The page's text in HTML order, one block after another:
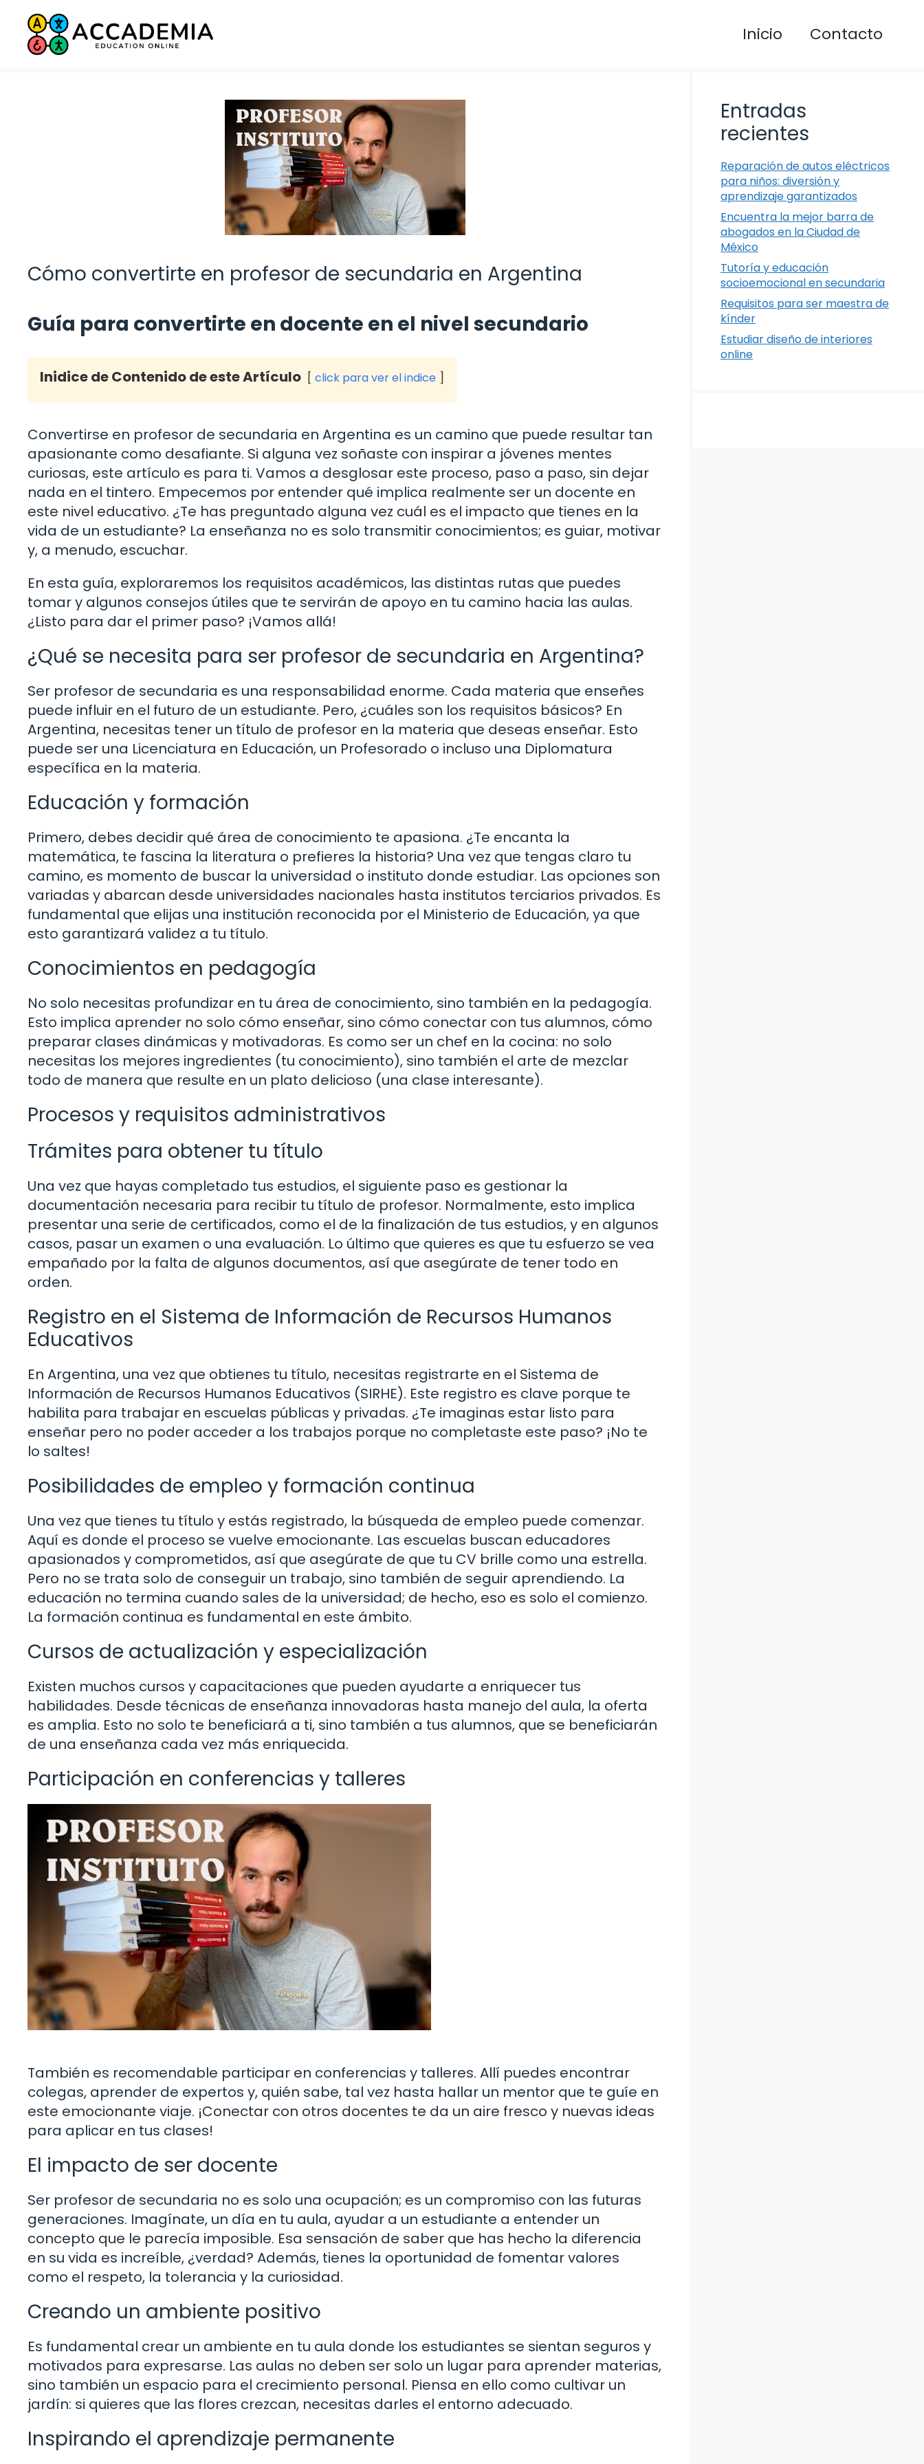
Saltar
contenido
Inicio Contacto
Cómo convertirte en profesor de secundaria en Argentina
Guía para convertirte en docente en el nivel secundario
Inidice de Contenido de este Artículo click para ver el indice
Convertirse en profesor de secundaria en Argentina es un camino que puede resultar tan
apasionante como desafiante. Si alguna vez soñaste con inspirar a jóvenes mentes
curiosas, este artículo es para ti. Vamos a desglosar este proceso, paso a paso, sin dejar
nada en el tintero. Empecemos por entender qué implica realmente ser un docente en
este nivel educativo. ¿Te has preguntado alguna vez cuál es el impacto que tienes en la
vida de un estudiante? La enseñanza no es solo transmitir conocimientos; es guiar, motivar
y, a menudo, escuchar.
En esta guía, exploraremos los requisitos académicos, las distintas rutas que puedes
tomar y algunos consejos útiles que te servirán de apoyo en tu camino hacia las aulas.
¿Listo para dar el primer paso? ¡Vamos allá!
¿Qué se necesita para ser profesor de secundaria en Argentina?
Ser profesor de secundaria es una responsabilidad enorme. Cada materia que enseñes
puede influir en el futuro de un estudiante. Pero, ¿cuáles son los requisitos básicos? En
Argentina, necesitas tener un título de profesor en la materia que deseas enseñar. Esto
puede ser una Licenciatura en Educación, un Profesorado o incluso una Diplomatura
específica en la materia.
Educación y formación
Primero, debes decidir qué área de conocimiento te apasiona. ¿Te encanta la
matemática, te fascina la literatura o prefieres la historia? Una vez que tengas claro tu
camino, es momento de buscar la universidad o instituto donde estudiar. Las opciones son
variadas y abarcan desde universidades nacionales hasta institutos terciarios privados. Es
fundamental que elijas una institución reconocida por el Ministerio de Educación, ya que
esto garantizará validez a tu título.
Conocimientos en pedagogía
No solo necesitas profundizar en tu área de conocimiento, sino también en la pedagogía.
Esto implica aprender no solo cómo enseñar, sino cómo conectar con tus alumnos, cómo
preparar clases dinámicas y motivadoras. Es como ser un chef en la cocina: no solo
necesitas los mejores ingredientes (tu conocimiento), sino también el arte de mezclar
todo de manera que resulte en un plato delicioso (una clase interesante).
Procesos y requisitos administrativos
Trámites para obtener tu título
Una vez que hayas completado tus estudios, el siguiente paso es gestionar la
documentación necesaria para recibir tu título de profesor. Normalmente, esto implica
presentar una serie de certificados, como el de la finalización de tus estudios, y en algunos
casos, pasar un examen o una evaluación. Lo último que quieres es que tu esfuerzo se vea
empañado por la falta de algunos documentos, así que asegúrate de tener todo en
orden.
Registro en el Sistema de Información de Recursos Humanos
Educativos
En Argentina, una vez que obtienes tu título, necesitas registrarte en el Sistema de
Información de Recursos Humanos Educativos (SIRHE). Este registro es clave porque te
habilita para trabajar en escuelas públicas y privadas. ¿Te imaginas estar listo para
enseñar pero no poder acceder a los trabajos porque no completaste este paso? ¡No te
lo saltes!
Posibilidades de empleo y formación continua
Una vez que tienes tu título y estás registrado, la búsqueda de empleo puede comenzar.
Aquí es donde el proceso se vuelve emocionante. Las escuelas buscan educadores
apasionados y comprometidos, así que asegúrate de que tu CV brille como una estrella.
Pero no se trata solo de conseguir un trabajo, sino también de seguir aprendiendo. La
educación no termina cuando sales de la universidad; de hecho, eso es solo el comienzo.
La formación continua es fundamental en este ámbito.
Cursos de actualización y especialización
Existen muchos cursos y capacitaciones que pueden ayudarte a enriquecer tus
habilidades. Desde técnicas de enseñanza innovadoras hasta manejo del aula, la oferta
es amplia. Esto no solo te beneficiará a ti, sino también a tus alumnos, que se beneficiarán
de una enseñanza cada vez más enriquecida.
Participación en conferencias y talleres
También es recomendable participar en conferencias y talleres. Allí puedes encontrar
colegas, aprender de expertos y, quién sabe, tal vez hasta hallar un mentor que te guíe en
este emocionante viaje. ¡Conectar con otros docentes te da un aire fresco y nuevas ideas
para aplicar en tus clases!
El impacto de ser docente
Ser profesor de secundaria no es solo una ocupación; es un compromiso con las futuras
generaciones. Imagínate, un día en tu aula, ayudar a un estudiante a entender un
concepto que le parecía imposible. Esa sensación de saber que has hecho la diferencia
en su vida es increíble, ¿verdad? Además, tienes la oportunidad de fomentar valores
como el respeto, la tolerancia y la curiosidad.
Creando un ambiente positivo
Es fundamental crear un ambiente en tu aula donde los estudiantes se sientan seguros y
motivados para expresarse. Las aulas no deben ser solo un lugar para aprender materias,
sino también un espacio para el crecimiento personal. Piensa en ello como cultivar un
jardín: si quieres que las flores crezcan, necesitas darles el entorno adecuado.
Inspirando el aprendizaje permanente
Entradas
recientes
Reparación de autos eléctricos
para niños: diversión y
aprendizaje garantizados
Encuentra la mejor barra de
abogados en la Ciudad de
México
Tutoría y educación
socioemocional en secundaria
Requisitos para ser maestra de
kínder
Estudiar diseño de interiores
online